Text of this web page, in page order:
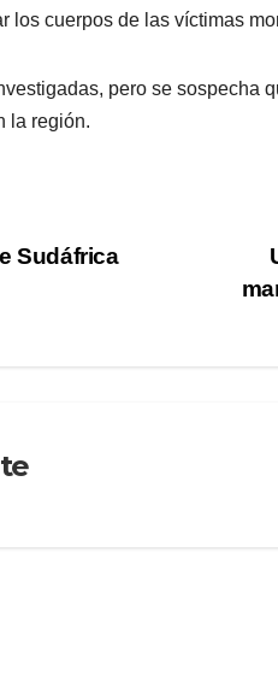
los cuerpos de las víctimas
pero se sospecha
la región.
Sudáfrica